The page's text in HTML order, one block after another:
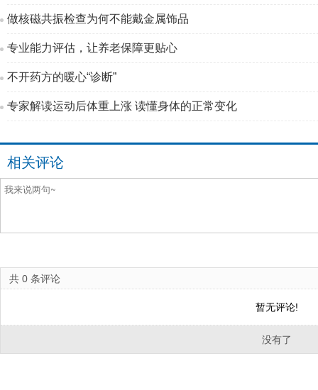
做核磁共振检查为何不能戴金属饰品
专业能力评估，让养老保障更贴心
不开药方的暖心“诊断”
专家解读运动后体重上涨 读懂身体的正常变化
相关评论
共 0 条评论
暂无评论!
没有了